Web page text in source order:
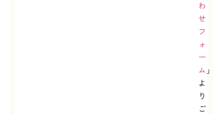
わ
せ
フ
ォ
ー
ム 」
よ
り
ご